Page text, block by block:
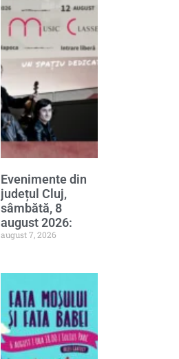
Evenimente din
județul Cluj,
sâmbătă, 8
august 2026:
august 7, 2026